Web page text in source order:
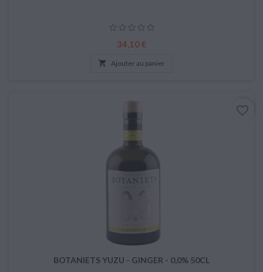
Prix
34,10 €
 Ajouter au panier
BOTANIETS YUZU - GINGER - 0,0% 50CL
favorite_border